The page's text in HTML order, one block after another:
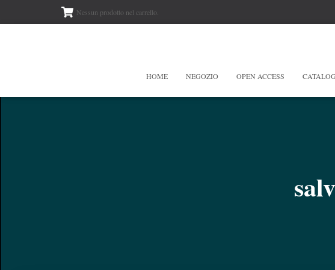
Nessun prodotto nel carrello.
HOME NEGOZIO OPEN ACCESS